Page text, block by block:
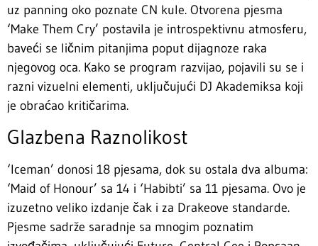
uz panning oko poznate CN kule. Otvorena pjesma
‘Make Them Cry’ postavila je introspektivnu atmosferu,
baveći se ličnim pitanjima poput dijagnoze raka
njegovog oca. Kako se program razvijao, pojavili su se i
razni vizuelni elementi, uključujući DJ Akademiksa koji
je obraćao kritičarima.
Glazbena Raznolikost
‘Iceman’ donosi 18 pjesama, dok su ostala dva albuma:
‘Maid of Honour’ sa 14 i ‘Habibti’ sa 11 pjesama. Ovo je
izuzetno veliko izdanje čak i za Drakeove standarde.
Pjesme sadrže saradnje sa mnogim poznatim